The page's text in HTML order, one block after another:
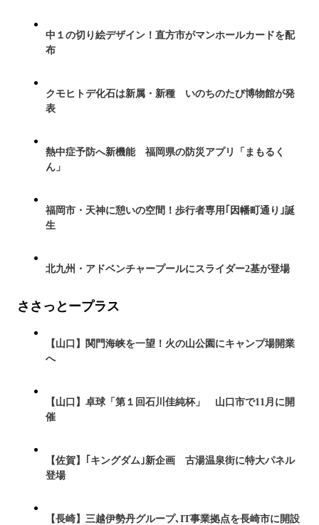
中１の切り絵デザイン！直方市がマンホールカードを配
布
クモヒトデ化石は新属・新種 いのちのたび博物館が発
表
熱中症予防へ新機能 福岡県の防災アプリ「まもるく
ん」
福岡市・天神に憩いの空間！歩行者専用｢因幡町通り｣誕
生
北九州・アドベンチャープールにスライダー2基が登場
ささっとープラス
【山口】関門海峡を一望！火の山公園にキャンプ場開業
へ
【山口】卓球「第１回石川佳純杯」 山口市で11月に開
催
【佐賀】｢キングダム｣新企画 古湯温泉街に特大パネル
登場
【長崎】三越伊勢丹グループ､IT事業拠点を長崎市に開設